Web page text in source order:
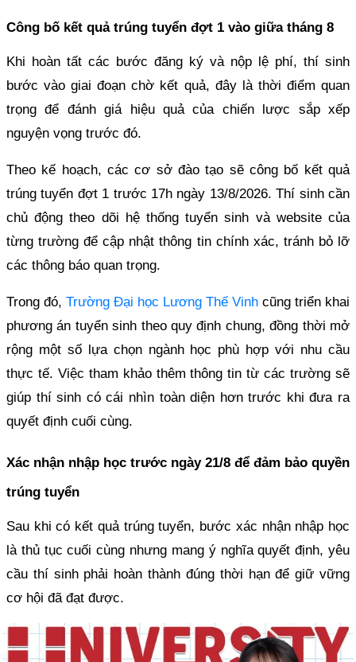
Công bố kết quả trúng tuyển đợt 1 vào giữa tháng 8
Khi hoàn tất các bước đăng ký và nộp lệ phí, thí sinh
bước vào giai đoạn chờ kết quả, đây là thời điểm quan
trọng để đánh giá hiệu quả của chiến lược sắp xếp
nguyện vọng trước đó.
Theo kế hoạch, các cơ sở đào tạo sẽ công bố kết quả
trúng tuyển đợt 1 trước 17h ngày 13/8/2026. Thí sinh cần
chủ động theo dõi hệ thống tuyển sinh và website của
từng trường để cập nhật thông tin chính xác, tránh bỏ lỡ
các thông báo quan trọng.
Trong đó, Trường Đại học Lương Thế Vinh cũng triển khai
phương án tuyển sinh theo quy định chung, đồng thời mở
rộng một số lựa chọn ngành học phù hợp với nhu cầu
thực tế. Việc tham khảo thêm thông tin từ các trường sẽ
giúp thí sinh có cái nhìn toàn diện hơn trước khi đưa ra
quyết định cuối cùng.
Xác nhận nhập học trước ngày 21/8 để đảm bảo quyền
trúng tuyển
Sau khi có kết quả trúng tuyển, bước xác nhận nhập học
là thủ tục cuối cùng nhưng mang ý nghĩa quyết định, yêu
cầu thí sinh phải hoàn thành đúng thời hạn để giữ vững
cơ hội đã đạt được.